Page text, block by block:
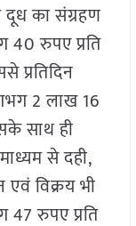
दूध का संग्रहण
40 रुपए प्रति
प्रतिदिन
2 लाख 16
साथ ही
से दही,
विक्रय भी
47 रुपए प्रति